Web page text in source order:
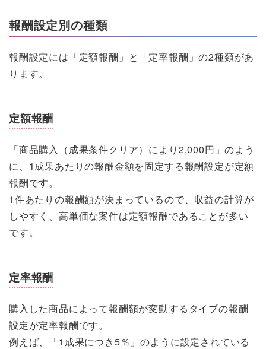
報酬設定別の種類
報酬設定には「定額報酬」と「定率報酬」の2種類があ
ります。
定額報酬
「商品購入（成果条件クリア）により2,000円」のよう
に、1成果あたりの報酬金額を固定する報酬設定が定額
報酬です。
1件あたりの報酬額が決まっているので、収益の計算が
しやすく、高単価な案件は定額報酬であることが多い
です。
定率報酬
購入した商品によって報酬額が変動するタイプの報酬
設定が定率報酬です。
例えば、「1成果につき5％」のように設定されている